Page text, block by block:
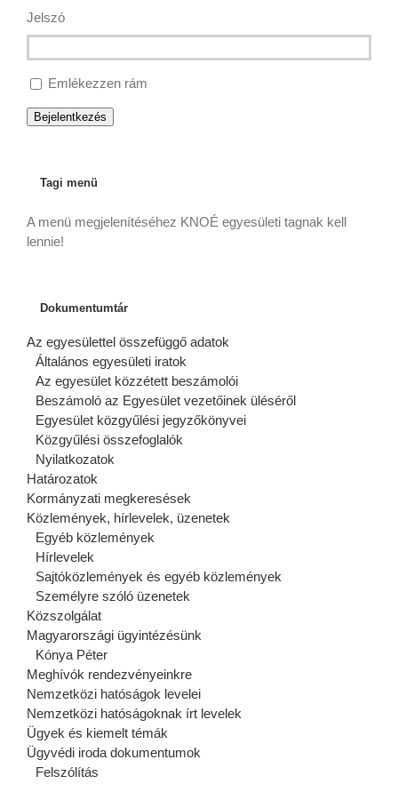
Jelszó
Emlékezzen rám
Bejelentkezés
Tagi menü
A menü megjelenítéséhez KNOÉ egyesületi tagnak kell
lennie!
Dokumentumtár
Az egyesülettel összefüggő adatok
Általános egyesületi iratok
Az egyesület közzétett beszámolói
Beszámoló az Egyesület vezetőinek üléséről
Egyesület közgyűlési jegyzőkönyvei
Közgyűlési összefoglalók
Nyilatkozatok
Határozatok
Kormányzati megkeresések
Közlemények, hírlevelek, üzenetek
Egyéb közlemények
Hírlevelek
Sajtóközlemények és egyéb közlemények
Személyre szóló üzenetek
Közszolgálat
Magyarországi ügyintézésünk
Kónya Péter
Meghívók rendezvényeinkre
Nemzetközi hatóságok levelei
Nemzetközi hatóságoknak írt levelek
Ügyek és kiemelt témák
Ügyvédi iroda dokumentumok
Felszólítás